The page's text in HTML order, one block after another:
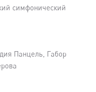
симфонический
Панцель Габор